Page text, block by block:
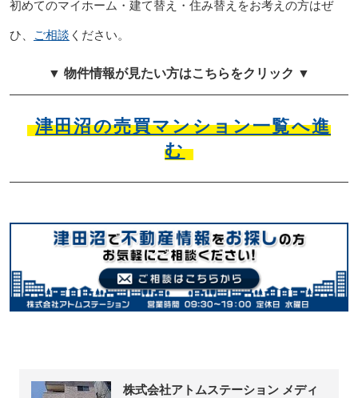
初めてのマイホーム・建て替え・住み替えをお考えの方はぜ
ひ、 ご相談 ください。
▼ 物件情報が見たい方はこちらをクリック ▼
津田沼の売買マンション一覧へ進
む
株式会社アトムステーション メディ